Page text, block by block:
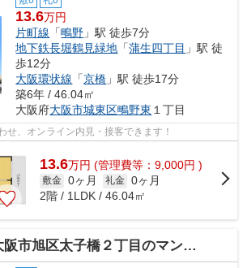
13.6万円
片町線 「鴫野 」駅 徒歩7分
地下鉄長堀鶴見緑地 「蒲生四丁目 」駅 徒
歩12分
大阪環状線 「京橋 」駅 徒歩17分
築6年 / 46.04㎡
大阪府大阪市城東区鴫野東 １丁目
せ、オンライン内見・接客できます！
13.6万円 (管理費等：9,000円 )
敷金 0ヶ月 礼金 0ヶ月
2階 / 1LDK / 46.04㎡
市旭区太子橋２丁目のマンション